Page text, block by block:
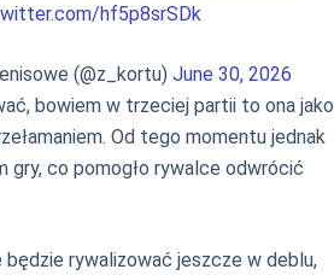
hf5p8srSDk
(@z_kortu) June 30, 2026
bowiem w trzeciej partii to ona jako
Od tego momentu jednak
gry, co pomogło rywalce odwrócić
będzie rywalizować jeszcze w deblu,